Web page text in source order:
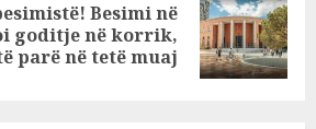
Besimi në
goditje në korrik,
parë në tetë muaj